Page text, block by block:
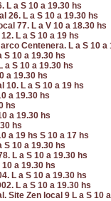
L a S 10 a 19.30 hs
26. L a S 10 a 19.30 hs
77. L a V 10 a 18.30 hs
L a S 10 a 19 hs
Centenera. L a S 10 a
S 10 a 19.30 hs
a S 10 a 19.30 hs
a 19.30 hs
10. L a S 10 a 19 hs
a 19.30 hs
hs
a 19.30 hs
hs
a 19 hs S 10 a 17 hs
S 10 a 19.30 hs
L a S 10 a 19.30 hs
a 19.30 hs
L a S 10 a 19.30 hs
L a S 10 a 19.30 hs
Site Zen local 9 L a S 10